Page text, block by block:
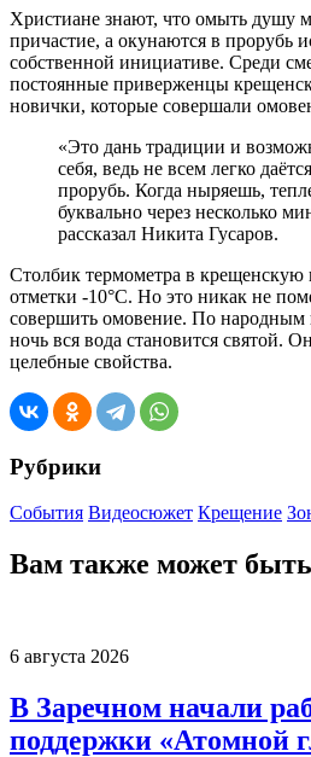
Христиане знают, что омыть душу
причастие, а окунаются в прорубь
собственной инициативе. Среди
постоянные приверженцы
новички, которые совершали
«Это дань традиции и
себя, ведь не всем легко
прорубь. Когда ныряешь,
буквально через несколько
рассказал Никита Гусаров.
Столбик термометра в крещенскую
отметки -10°С. Но это никак не
совершить омовение. По
ночь вся вода становится святой.
целебные свойства.
Рубрики
События Видеосюжет Крещение
Вам также может
6 августа 2026
В Заречном начали
поддержки «Атомной